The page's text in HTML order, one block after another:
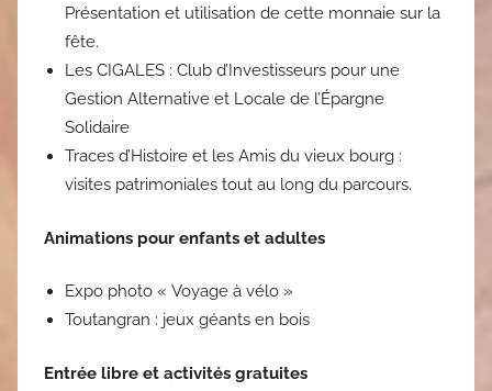
Présentation et utilisation de cette monnaie sur la
fête.
Les CIGALES : Club d’Investisseurs pour une
Gestion Alternative et Locale de l’Épargne
Solidaire
Traces d’Histoire et les Amis du vieux bourg :
visites patrimoniales tout au long du parcours.
Animations pour enfants et adultes
Expo photo « Voyage à vélo »
Toutangran : jeux géants en bois
Entrée libre et activités gratuites